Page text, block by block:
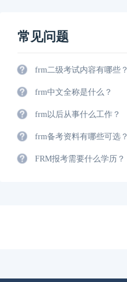
常见问题
frm二级考试内容有哪些？
frm中文全称是什么？
frm以后从事什么工作？
frm备考资料有哪些可选？
FRM报考需要什么学历？